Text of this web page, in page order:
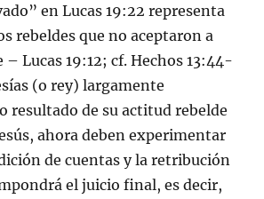
en Lucas 19:22 representa
rebeldes que no aceptaron a
Lucas 19:12; cf. Hechos 13:44-
(o rey) largamente
resultado de su actitud rebelde
ahora deben experimentar
de cuentas y la retribución
el juicio final, es decir,